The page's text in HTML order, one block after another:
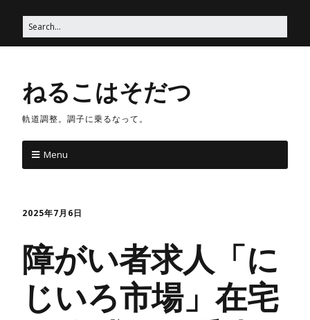
ねるこはそだつ
軌道調整。調子に乗るなって。
Menu
2025年7月6日
障がい者求人「に
じいろ市場」在宅